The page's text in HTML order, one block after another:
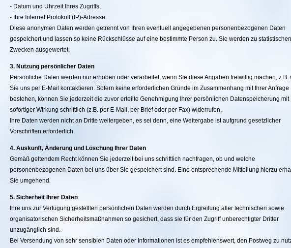
- Datum und Uhrzeit Ihres Zugriffs,
- Ihre Internet Protokoll (IP)-Adresse.
Diese anonymen Daten werden getrennt von Ihren eventuell angegebenen personenbezogenen Daten
gespeichert und lassen so keine Rückschlüsse auf eine bestimmte Person zu. Sie werden zu statistischen
Zwecken ausgewertet.
3. Nutzung persönlicher Daten
Persönliche Daten werden nur erhoben oder verarbeitet, wenn Sie diese Angaben freiwillig machen, z.B.
Sie uns per E-Mail kontaktieren. Sofern keine erforderlichen Gründe im Zusammenhang mit Ihrer Anfrage
bestehen, können Sie jederzeit die zuvor erteilte Genehmigung Ihrer persönlichen Datenspeicherung mit
sofortiger Wirkung schriftlich (z.B. per E-Mail, per Brief oder per Fax) widerrufen.
Ihre Daten werden nicht an Dritte weitergeben, es sei denn, eine Weitergabe ist aufgrund gesetzlicher
Vorschriften erforderlich.
4. Auskunft, Änderung und Löschung Ihrer Daten
Gemäß geltendem Recht können Sie jederzeit bei uns schriftlich nachfragen, ob und welche
personenbezogenen Daten bei uns über Sie gespeichert sind. Eine entsprechende Mitteilung hierzu
Sie umgehend.
5. Sicherheit Ihrer Daten
Ihre uns zur Verfügung gestellten persönlichen Daten werden durch Ergreifung aller technischen sowie
organisatorischen Sicherheitsmaßnahmen so gesichert, dass sie für den Zugriff unberechtigter Dritter
unzugänglich sind.
Bei Versendung von sehr sensiblen Daten oder Informationen ist es empfehlenswert, den Postweg zu